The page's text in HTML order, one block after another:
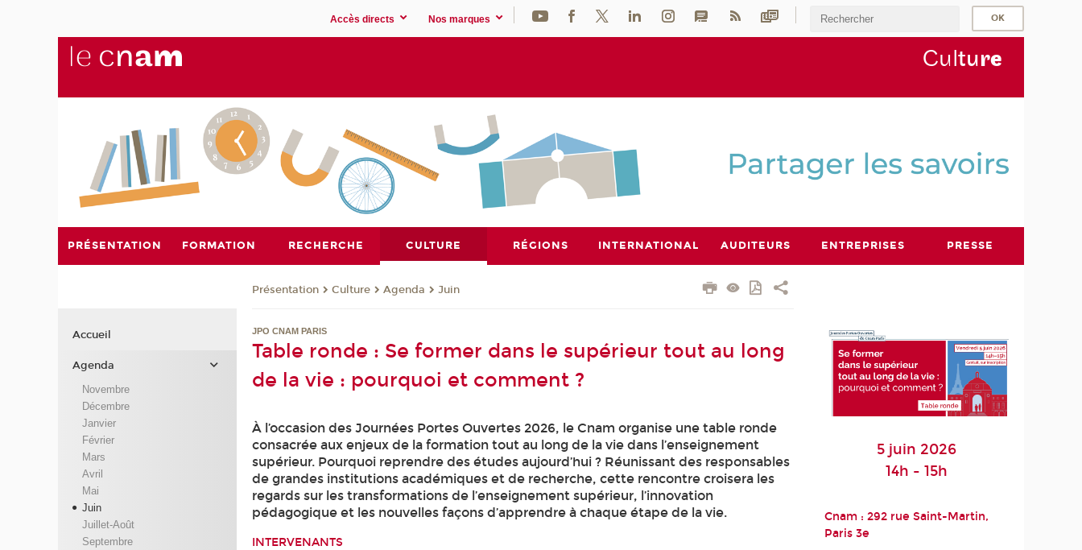
Accès directs Nos marques
Culture
PRÉSENTATION FORMATION RECHERCHE CULTURE RÉGIONS INTERNATIONAL AUDITEURS ENTREPRISES PRESSE
Présentation Culture Agenda Juin
JPO CNAM PARIS
Table ronde : Se former dans le supérieur tout au long
de la vie : pourquoi et comment ?
À l’occasion des Journées Portes Ouvertes 2026, le Cnam organise une table ronde
consacrée aux enjeux de la formation tout au long de la vie dans l’enseignement
supérieur. Pourquoi reprendre des études aujourd’hui ? Réunissant des responsables
de grandes institutions académiques et de recherche, cette rencontre croisera les
regards sur les transformations de l’enseignement supérieur, l’innovation
pédagogique et les nouvelles façons d’apprendre à chaque étape de la vie.
INTERVENANTS
5 juin 2026
14h - 15h
Cnam : 292 rue Saint-Martin,
Paris 3e
Accueil
Agenda
Novembre
Décembre
Janvier
Février
Mars
Avril
Mai
Juin
Juillet-Août
Septembre